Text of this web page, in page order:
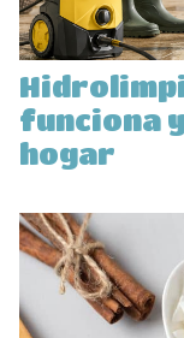
funciona
hogar